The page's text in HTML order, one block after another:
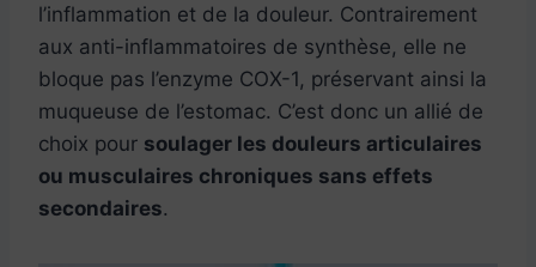
l’inflammation et de la douleur. Contrairement
aux anti-inflammatoires de synthèse, elle ne
bloque pas l’enzyme COX-1, préservant ainsi la
muqueuse de l’estomac. C’est donc un allié de
choix pour soulager les douleurs articulaires
ou musculaires chroniques sans effets
secondaires.